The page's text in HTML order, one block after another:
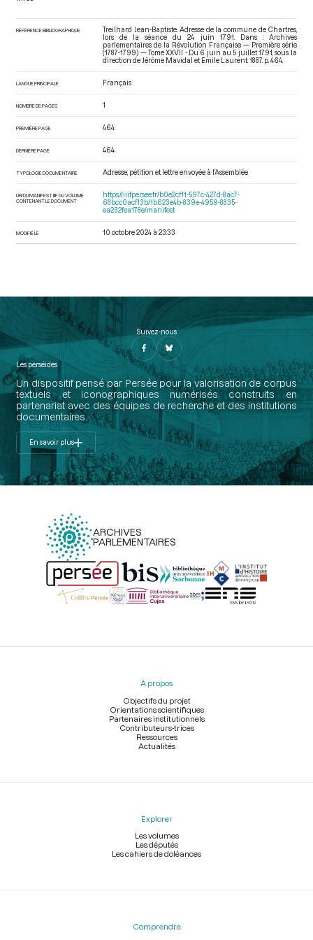
RÉFÉRENCE BIBLIOGRAPHIQUE
Treilhard Jean-Baptiste. Adresse de la commune de Chartres,
lors de la séance du 24 juin 1791. Dans : Archives
parlementaires de la Révolution Française — Première série
(1787-1799) — Tome XXVII - Du 6 juin au 5 juillet 1791 , sous la
direction de Jérôme Mavidal et Emile Laurent. 1887. p. 464.
LANGUE PRINCIPALE Français
NOMBRE DE PAGES 1
PREMIÈRE PAGE 464
DERNIÈRE PAGE 464
TYPOLOGIE DOCUMENTAIRE Adresse, pétition et lettre envoyée à l’Assemblée
URI DU MANIFEST IIIF DU VOLUME
CONTENANT LE DOCUMENT
https://iiif.persee.fr/b0e2cf11-597c-427d-8ac7-
68bcc0acf13b/1b623e4b-839e-4959-8835-
ea232fea178e/manifest
MODIFIÉ LE 10 octobre 2024 à 23:33
Suivez-nous
Les perséides
Un dispositif pensé par Persée pour la valorisation de corpus
textuels et iconographiques numérisés construits en
partenariat avec des équipes de recherche et des institutions
documentaires.
En savoir plus
ARCHIVES
PARLEMENTAIRES
Menu
À propos
Objectifs du projet
Orientations scientifiques
Partenaires institutionnels
Contributeurs-trices
Ressources
Actualités
Explorer
Les volumes
Les députés
Les cahiers de doléances
Comprendre